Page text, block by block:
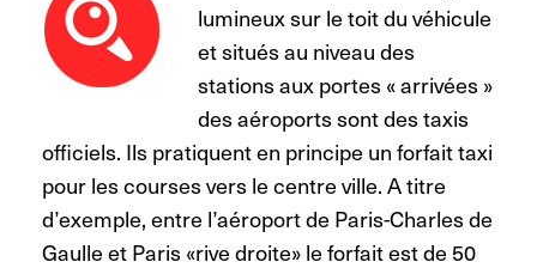
lumineux sur le toit du véhicule
et situés au niveau des
stations aux portes « arrivées »
des aéroports sont des taxis
officiels. Ils pratiquent en principe un forfait taxi
pour les courses vers le centre ville. A titre
d’exemple, entre l’aéroport de Paris-Charles de
Gaulle et Paris «rive droite» le forfait est de 50